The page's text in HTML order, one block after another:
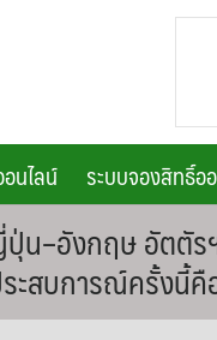
นไลน์ ระบบจองสิทธิ์อ
น–อังกฤษ อัตตัร
ะสบการณ์ครั้งนี้คื